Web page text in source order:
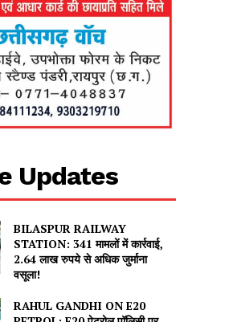
Updates
BILASPUR RAILWAY
STATION: 341 मामलों में कार्रवाई,
2.64 लाख रुपये से अधिक जुर्माना
वसूला!
RAHUL GANDHI ON E20